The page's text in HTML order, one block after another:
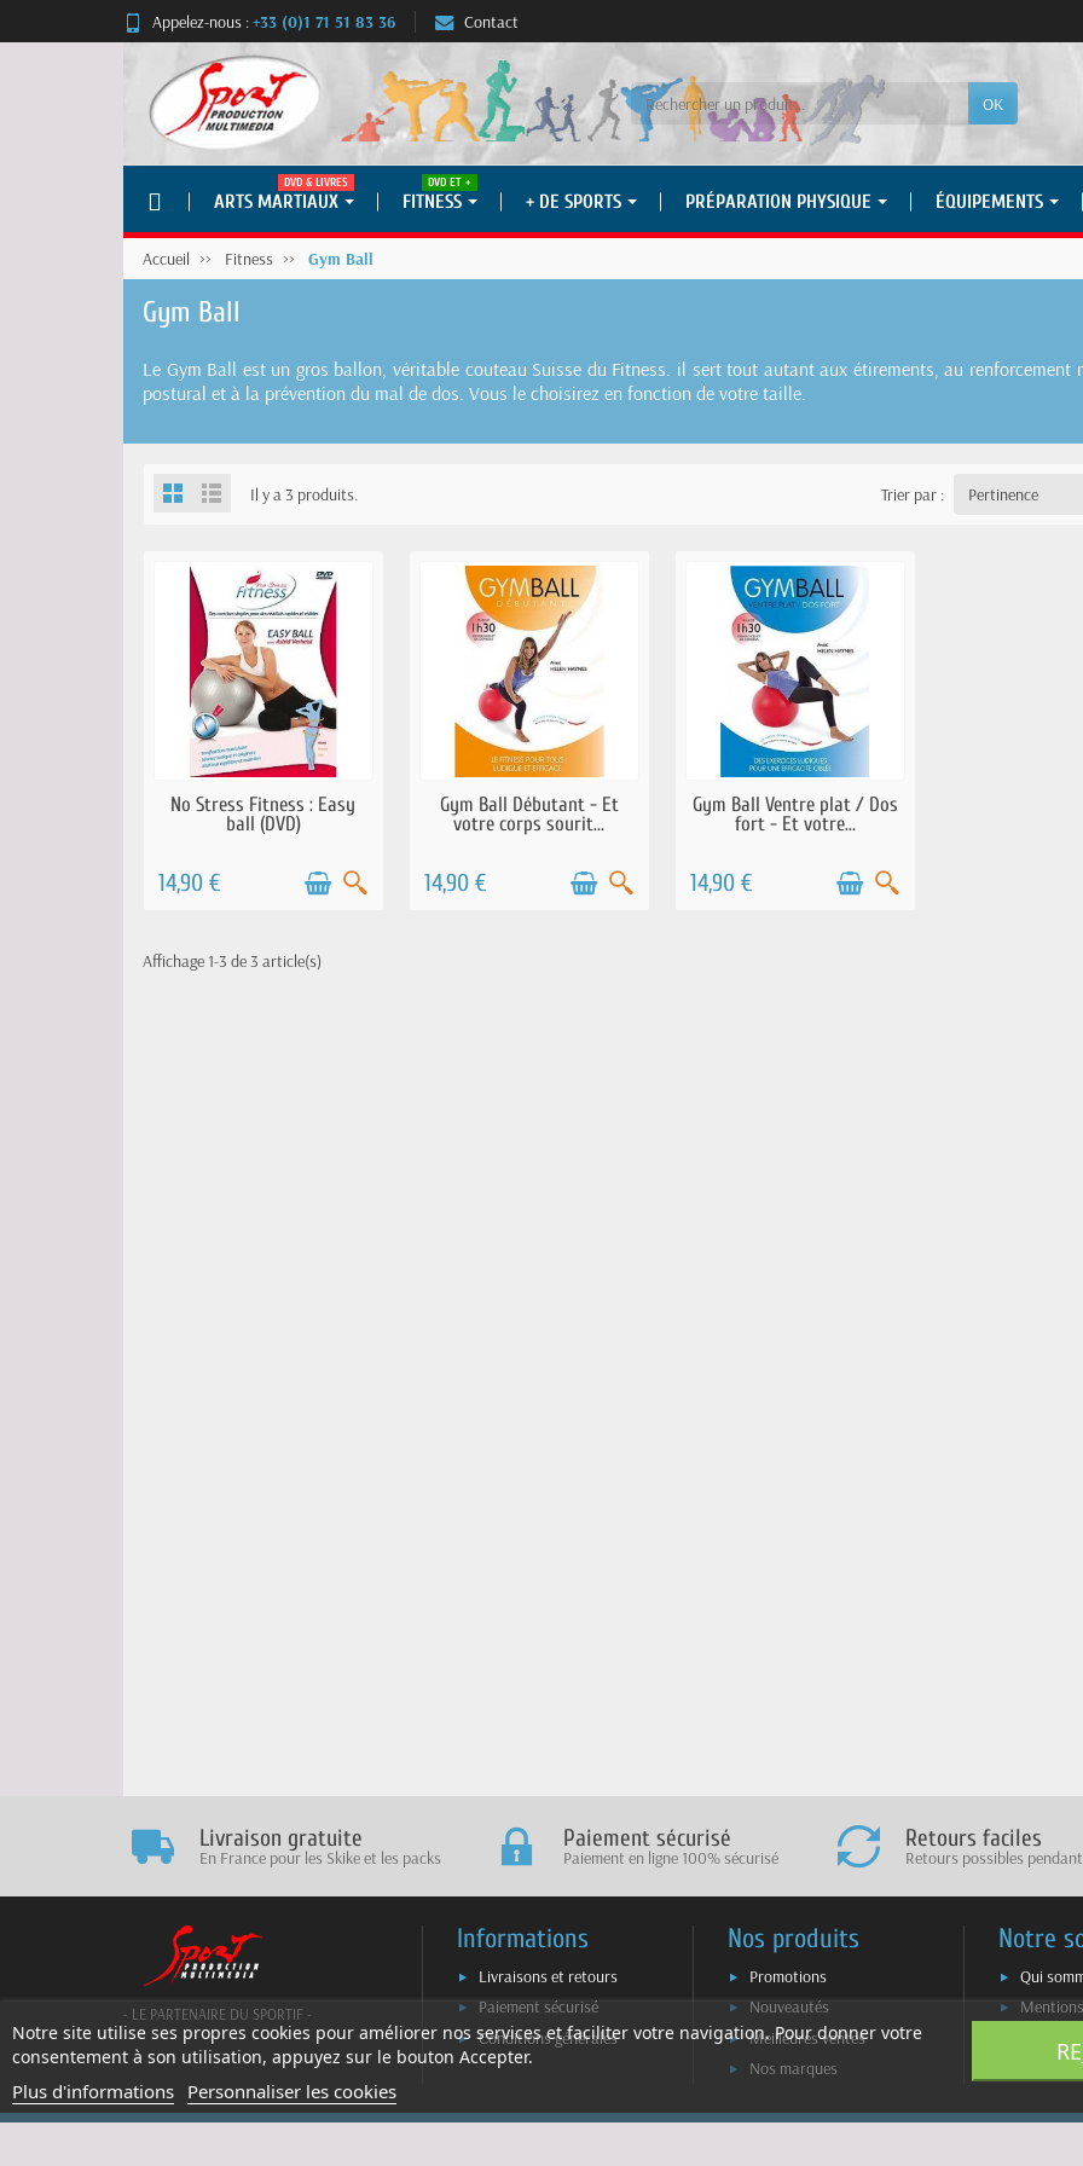
Appelez-nous :+33 (0)1 71 51 83 36 Contact
OK
ARTS MARTIAUX
DVD & LIVRES
FITNESS
DVD ET +
+ DE SPORTS PRÉPARATION PHYSIQUE ÉQUIPEMENTS
Accueil Fitness Gym Ball
Gym Ball
Le Gym Ball est un gros ballon, véritable couteau Suisse du Fitness. il sert tout autant aux étirements, au
postural et à la prévention du mal de dos. Vous le choisirez en fonction de votre taille.
Il y a 3 produits. Trier par : Pertinence
EN STOCK
No Stress Fitness : Easy
ball (DVD)
14,90 €
RÉAPPROVISIONNEMENT EN
COURS
Gym Ball Débutant - Et
votre corps sourit...
14,90 €
EN STOCK
Gym Ball Ventre plat / Dos
fort - Et votre...
14,90 €
Affichage 1-3 de 3 article(s)
Livraison gratuite
En France pour les Skike et les packs
Paiement sécurisé
Paiement en ligne 100% sécurisé
Retours faciles
Retours possibles
- LE PARTENAIRE DU SPORTIF -
Informations
Livraisons et retours
Paiement sécurisé
Conditions générales
Nos produits
Promotions
Nouveautés
Meilleures ventes
Nos marques
Notre
Qui
Notre site utilise ses propres cookies pour améliorer nos services et faciliter votre navigation. Pour donner votre
consentement à son utilisation, appuyez sur le bouton Accepter.
Plus d'informations Personnaliser les cookies